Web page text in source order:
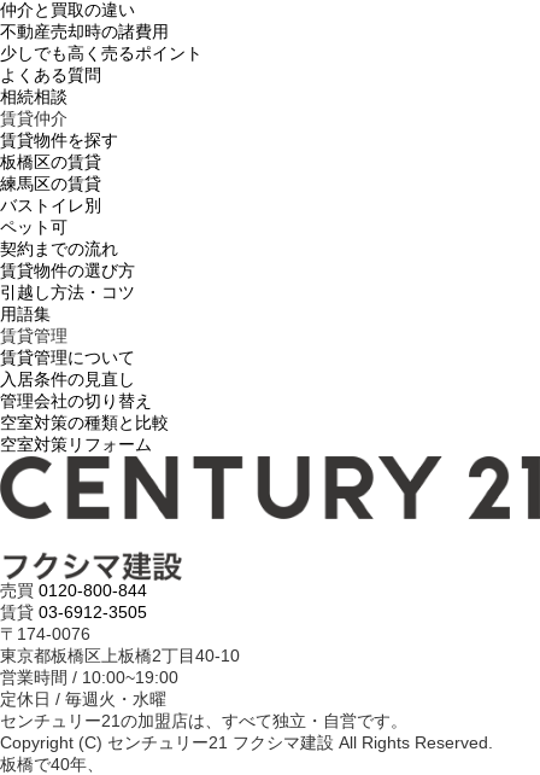
仲介と買取の違い
不動産売却時の諸費用
少しでも高く売るポイント
よくある質問
相続相談
賃貸仲介
賃貸物件を探す
板橋区の賃貸
練馬区の賃貸
バストイレ別
ペット可
契約までの流れ
賃貸物件の選び方
引越し方法・コツ
用語集
賃貸管理
賃貸管理について
入居条件の見直し
管理会社の切り替え
空室対策の種類と比較
空室対策リフォーム
売買 0120-800-844
賃貸 03-6912-3505
〒174-0076
東京都板橋区上板橋2丁目40-10
営業時間 / 10:00~19:00
定休日 / 毎週火・水曜
センチュリー21の加盟店は、すべて独立・自営です。
Copyright (C) センチュリー21 フクシマ建設 All Rights Reserved.
板橋で40年、